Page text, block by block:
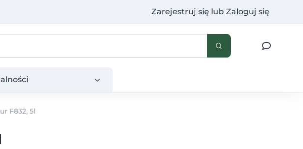
Zarejestruj się lubZaloguj się
F832, 5l